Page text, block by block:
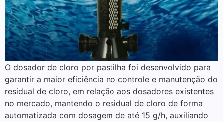
O dosador de cloro por pastilha foi desenvolvido para
garantir a maior eficiência no controle e manutenção do
residual de cloro, em relação aos dosadores existentes
no mercado, mantendo o residual de cloro de forma
automatizada com dosagem de até 15 g/h, auxiliando